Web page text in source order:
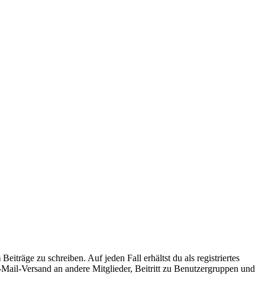
zu schreiben. Auf jeden Fall erhältst du als registriertes
Versand an andere Mitglieder, Beitritt zu Benutzergruppen und